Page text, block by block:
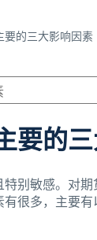
要的三大影响因素
要的
别敏感。对
很多，主要有